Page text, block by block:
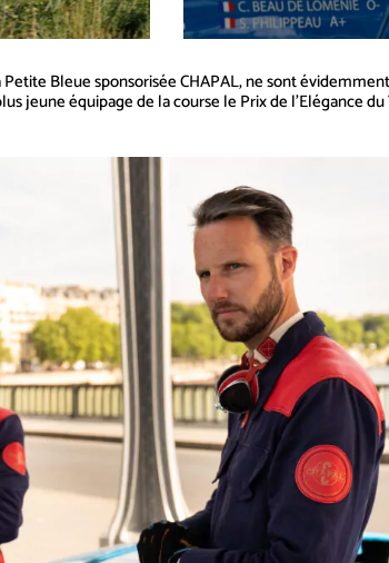
Bleue sponsorisée CHAPAL, ne sont
jeune équipage de la course le Prix de l’Elégance